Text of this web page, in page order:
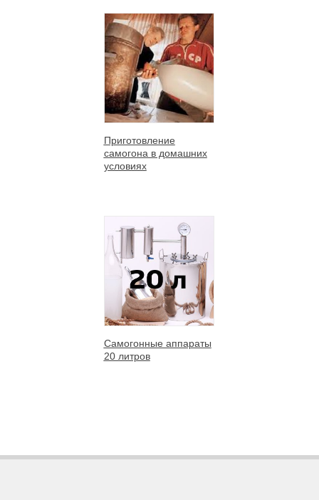
Приготовление
самогона в домашних
условиях
Самогонные аппараты
20 литров